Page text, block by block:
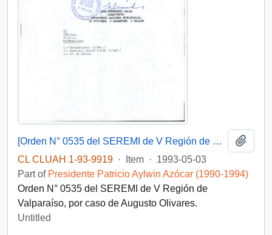
[Orden N° 0535 del SEREMI de V Región de Valparaíso]
CL CLUAH 1-93-9919 · Item · 1993-05-03
Part of Presidente Patricio Aylwin Azócar (1990-1994)
Orden N° 0535 del SEREMI de V Región de
Valparaíso, por caso de Augusto Olivares.
Untitled